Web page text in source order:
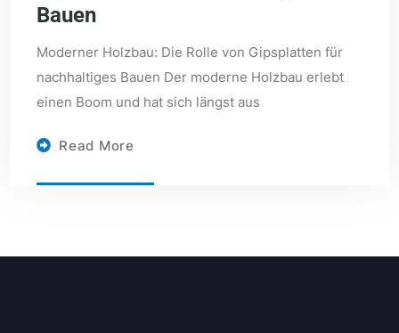
Bauen
Moderner Holzbau: Die Rolle von Gipsplatten für
nachhaltiges Bauen Der moderne Holzbau erlebt
einen Boom und hat sich längst aus
Read More